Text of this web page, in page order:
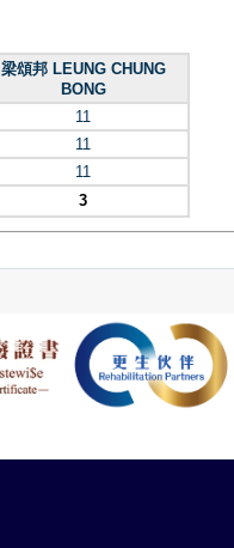
梁頌邦 LEUNG CHUNG
BONG
11
11
11
3